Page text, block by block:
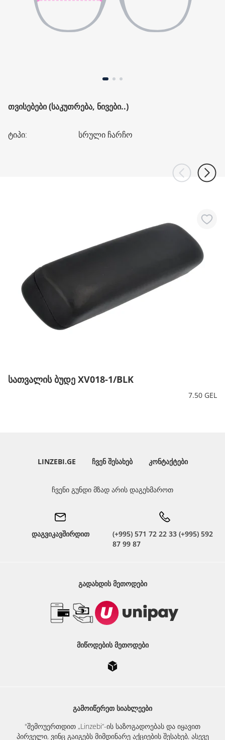
ᲗᲕᲘᲡᲔᲑᲔᲑᲘ (ᲡᲐᲙᲣᲗᲠᲔᲑᲐ, ᲜᲘᲕᲔᲑᲘ..)
ტიპი: სრული ჩარჩო
სათვალის ბუდე XV018-1/BLK
7.50 GEL
LINZEBI.GE ᲩᲕᲔᲜ ᲨᲔᲡᲐᲮᲔᲑ ᲙᲝᲜᲢᲐᲥᲢᲔᲑᲘ
ჩვენი გუნდი მზად არის დაგეხმაროთ
დაგვიკავშირდით
(+995) 571 72 22 33 (+995) 592
87 99 87
ᲒᲐᲓᲐᲮᲓᲘᲡ ᲛᲔᲗᲝᲓᲔᲑᲘ
ᲛᲘᲬᲝᲓᲔᲑᲘᲡ ᲛᲔᲗᲝᲓᲔᲑᲘ
ᲒᲐᲛᲝᲘᲬᲔᲠᲔᲗ ᲡᲘᲐᲮᲚᲔᲔᲑᲘ
"შემოუერთდით „Linzebi“-ის საზოგადოებას და იყავით
პირველი, ვინც გაიგებს მიმდინარე აქციების შესახებ, ასევე